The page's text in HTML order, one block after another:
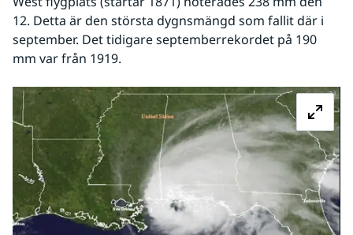
12. Detta är den största dygnsmängd som fallit där i
september. Det tidigare septemberrekordet på 190
mm var från 1919.